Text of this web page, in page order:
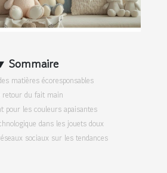
Sommaire
matières écoresponsables
retour du fait main
pour les couleurs apaisantes
dans les jouets doux
sociaux sur les tendances